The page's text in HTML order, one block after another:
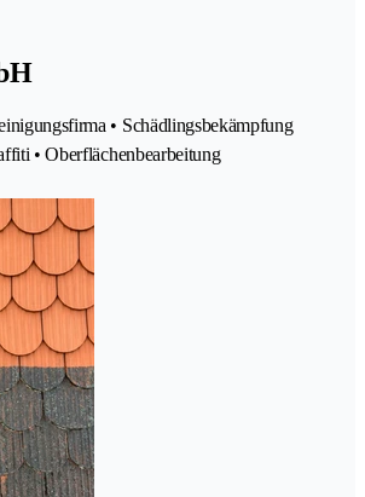
• Schädlingsbekämpfung
• Oberflächenbearbeitung